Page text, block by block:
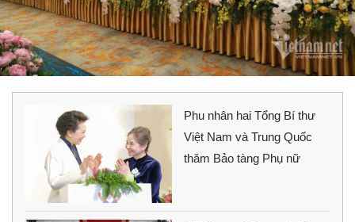
Phu nhân hai Tổng Bí thư
Việt Nam và Trung Quốc
thăm Bảo tàng Phụ nữ